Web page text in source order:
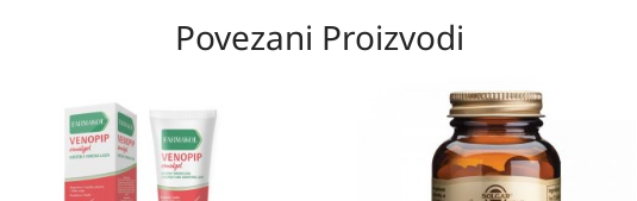
Povezani Proizvodi